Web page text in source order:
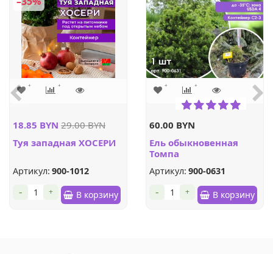
18.85 BYN 29.00 BYN
Туя западная ХОСЕРИ
Артикул: 900-1012
+
- В корзину
60.00 BYN
Ель обыкновенная
Томпа
Артикул: 900-0631
+
- В корзину